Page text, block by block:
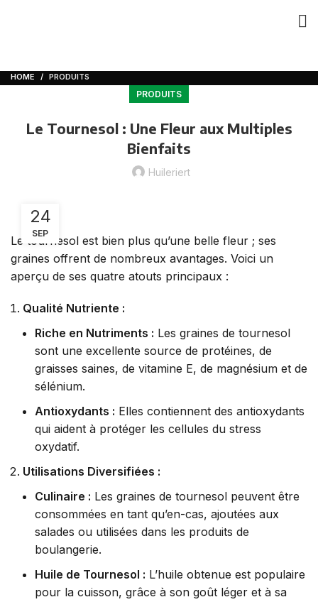
HOME PRODUITS
PRODUITS
Le Tournesol : Une Fleur aux Multiples
Bienfaits
Huileriert
24
SEP
Le tournesol est bien plus qu’une belle fleur ; ses
graines offrent de nombreux avantages. Voici un
aperçu de ses quatre atouts principaux :
Qualité Nutriente :
Riche en Nutriments : Les graines de tournesol
sont une excellente source de protéines, de
graisses saines, de vitamine E, de magnésium et de
sélénium.
Antioxydants : Elles contiennent des antioxydants
qui aident à protéger les cellules du stress
oxydatif.
Utilisations Diversifiées :
Culinaire : Les graines de tournesol peuvent être
consommées en tant qu’en-cas, ajoutées aux
salades ou utilisées dans les produits de
boulangerie.
Huile de Tournesol : L’huile obtenue est populaire
pour la cuisson, grâce à son goût léger et à sa